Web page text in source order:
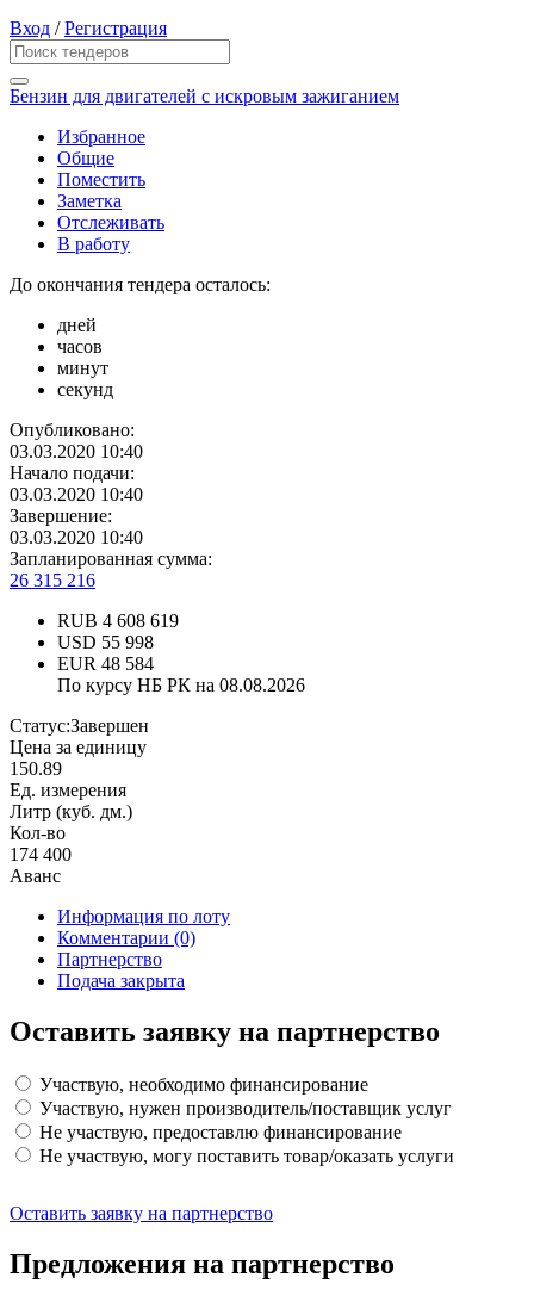
Вход /Регистрация
Бензин для двигателей с искровым зажиганием
Избранное
Общие
Поместить
Заметка
Отслеживать
В работу
До окончания тендера осталось:
дней
часов
минут
секунд
Опубликовано:
03.03.2020 10:40
Начало подачи:
03.03.2020 10:40
Завершение:
03.03.2020 10:40
Запланированная сумма:
26 315 216
RUB 4 608 619
USD 55 998
EUR 48 584
По курсу НБ РК на 08.08.2026
Статус:Завершен
Цена за единицу
150.89
Ед. измерения
Литр (куб. дм.)
Кол-во
174 400
Аванс
Информация по лоту
Комментарии (0)
Партнерство
Подача закрыта
Оставить заявку на партнерство
Участвую, необходимо финансирование
Участвую, нужен производитель/поставщик услуг
Не участвую, предоставлю финансирование
Не участвую, могу поставить товар/оказать услуги
Оставить заявку на партнерство
Предложения на партнерство